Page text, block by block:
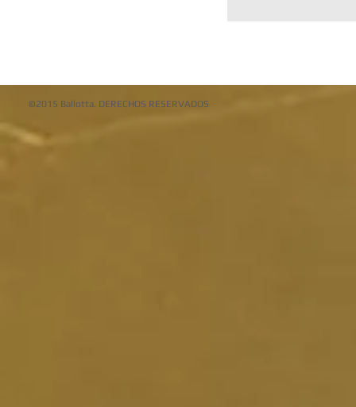
©2015 Ballotta. DERECHOS RESERVADOS